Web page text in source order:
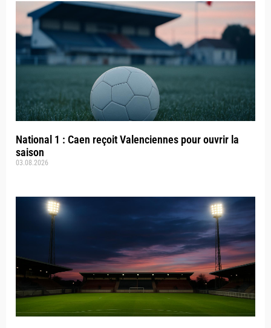
National 1 : Caen reçoit Valenciennes pour ouvrir la
saison
03.08.2026